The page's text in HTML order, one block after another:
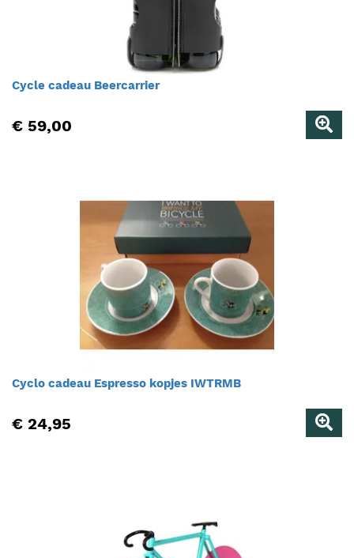
Cycle cadeau Beercarrier
€ 59,00
Cyclo cadeau Espresso kopjes IWTRMB
€ 24,95